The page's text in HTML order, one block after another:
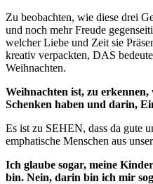
Zu beobachten, wie diese drei
und noch mehr Freude
welcher Liebe und Zeit sie
kreativ verpackten, DAS
Weihnachten.
Weihnachten ist, zu erkennen,
Schenken haben und darin,
Es ist zu SEHEN, dass da gute
emphatische Menschen aus
Ich glaube sogar, meine
bin. Nein, darin bin ich mir